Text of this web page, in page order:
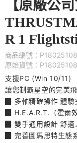
【原廠公
R 1
商品編號：
原始貨號：
支援PC (Win 10/11)
讓您制霸星空的完美
▉ 多軸精確操作 體
▉ H.E.A.R.T.（霍爾
▉ 雙手通用設計 舒適
▉ 完善圖馬思特生態